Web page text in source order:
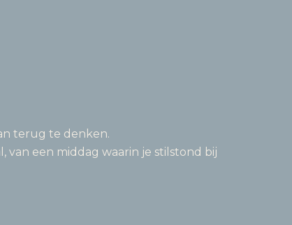
terug te denken.
een middag waarin je stilstond bij